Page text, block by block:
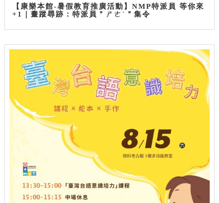
【康樂本館-暑假教育推廣活動】NMP特派員 等你來
+1｜畫蹤尋跡：特派員＂ㄕㄜˋ＂集令